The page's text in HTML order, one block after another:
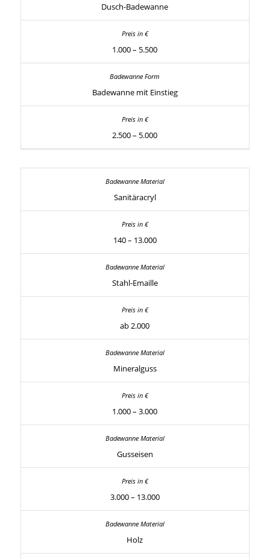
Dusch-Badewanne
1.000 – 5.500
Badewanne mit Einstieg
2.500 – 5.000
Sanitäracryl
140 – 13.000
Stahl-Emaille
ab 2.000
Mineralguss
1.000 – 3.000
Gusseisen
3.000 – 13.000
Holz